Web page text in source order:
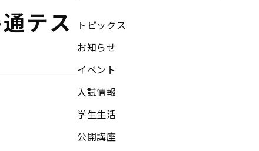
テス
トピックス
お知らせ
イベント
入試情報
学生生活
公開講座